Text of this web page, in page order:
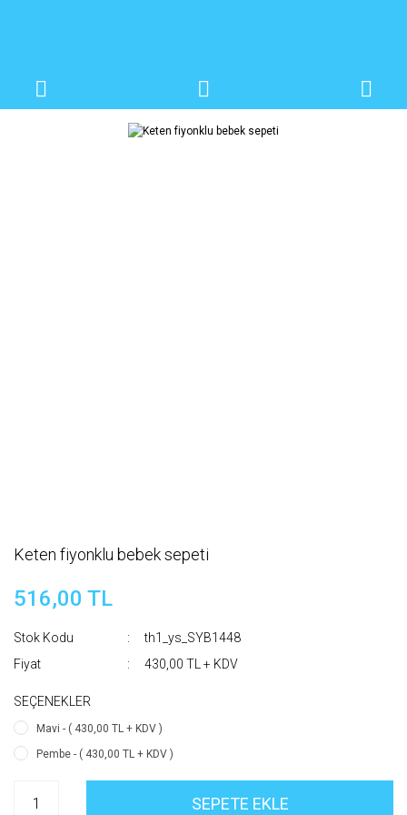
Keten fiyonklu bebek sepeti
516,00 TL
Stok Kodu
th1_ys_SYB1448
Fiyat
430,00 TL + KDV
SEÇENEKLER
Mavi - ( 430,00 TL + KDV )
Pembe - ( 430,00 TL + KDV )
SEPETE EKLE